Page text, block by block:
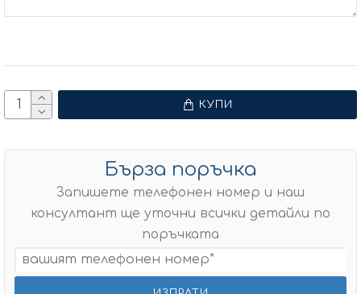
КУПИ
Бърза поръчка
Запишете телефонен номер и наш
консултант ще уточни всички детайли по
поръчката